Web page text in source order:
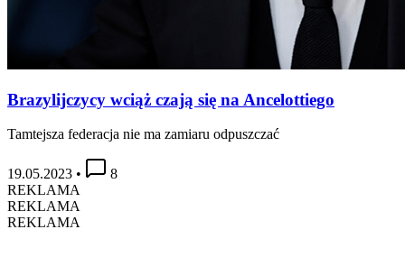
Brazylijczycy wciąż czają się na Ancelottiego
Tamtejsza federacja nie ma zamiaru odpuszczać
19.05.2023 •
8
REKLAMA
REKLAMA
REKLAMA